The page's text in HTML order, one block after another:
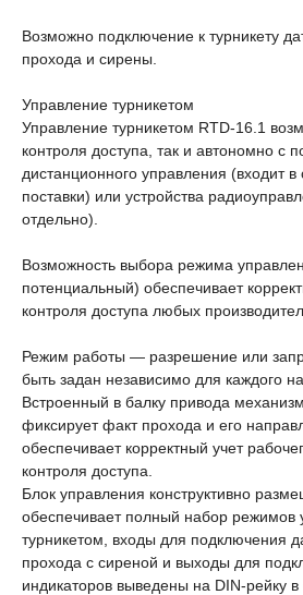
Возможно подключение к турникету
прохода и сирены.
Управление турникетом
Управление турникетом RTD-16.1
контроля доступа, так и автономно с
дистанционного управления (входит
поставки) или устройства
отдельно).
Возможность выбора режима
потенциальный) обеспечивает
контроля доступа любых
Режим работы — разрешение или
быть задан независимо для каждого
Встроенный в балку привода
фиксирует факт прохода и его
обеспечивает корректный учет
контроля доступа.
Блок управления конструктивно
обеспечивает полный набор режимов
турникетом, входы для подключения
прохода с сиреной и выходы для
индикаторов выведены на DIN-рейку в